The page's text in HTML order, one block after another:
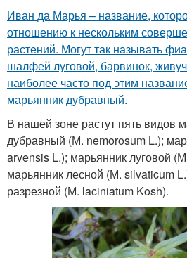
Иван да Марья – название,
отношению к нескольким
растений. Могут так называть
шалфей луговой, барвинок,
наиболее часто под этим
марьянник дубравный.
В нашей зоне растут пять видов
дубравный (М. nemorosum L.);
arvensis L.); марьянник луговой
марьянник лесной (М. silvaticum
разрезной (М. laciniatum Kosh).